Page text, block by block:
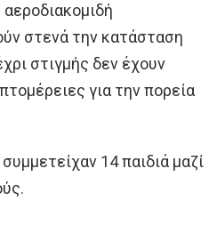
στενά την κατάσταση
στιγμής δεν έχουν
για την πορεία
14 παιδιά μαζί